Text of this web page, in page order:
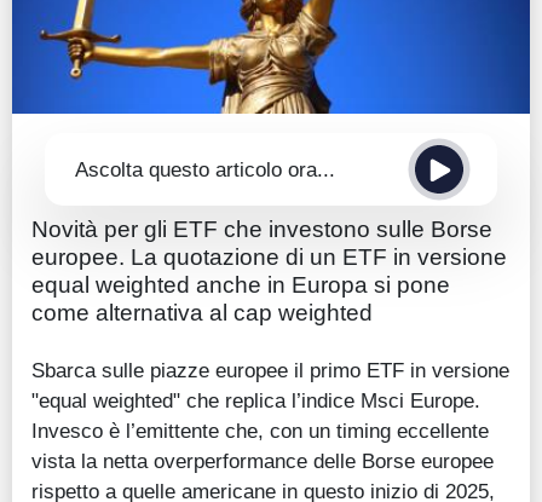
Guru Monitor
Stagionalità
Ascolta questo articolo ora...
Novità per gli ETF che investono sulle Borse
europee. La quotazione di un ETF in versione
equal weighted anche in Europa si pone
come alternativa al cap weighted
Sbarca sulle piazze europee il primo ETF in versione
"equal weighted" che replica l’indice Msci Europe.
Invesco è l’emittente che, con un timing eccellente
vista la netta overperformance delle Borse europee
rispetto a quelle americane in questo inizio di 2025,